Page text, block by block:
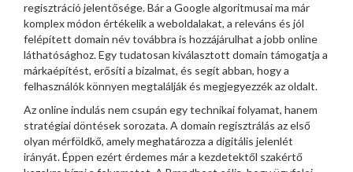
regisztráció jelentősége. Bár a Google algoritmusai ma már
komplex módon értékelik a weboldalakat, a releváns és jól
felépített domain név továbbra is hozzájárulhat a jobb online
láthatósághoz. Egy tudatosan kiválasztott domain támogatja a
márkaépítést, erősíti a bizalmat, és segít abban, hogy a
felhasználók könnyen megtalálják és megjegyezzék az oldalt.
Az online indulás nem csupán egy technikai folyamat, hanem
stratégiai döntések sorozata. A domain regisztrálás az első
olyan mérföldkő, amely meghatározza a digitális jelenlét
irányát. Éppen ezért érdemes már a kezdetektől szakértő